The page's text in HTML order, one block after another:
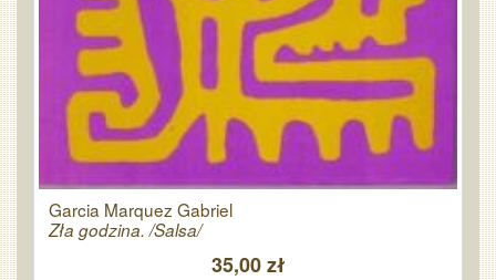
Garcia Marquez Gabriel
Zła godzina. /Salsa/
35,00 zł